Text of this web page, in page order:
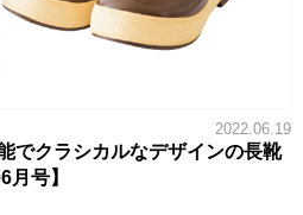
2022.06.19
でクラシカルなデザインの長靴
月号】